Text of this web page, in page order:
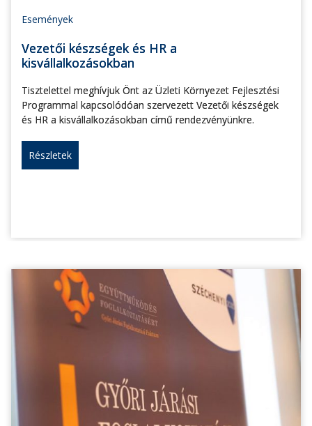
Események
Vezetői készségek és HR a
kisvállalkozásokban
Tisztelettel meghívjuk Önt az Üzleti Környezet Fejlesztési
Programmal kapcsolódóan szervezett Vezetői készségek
és HR a kisvállalkozásokban című rendezvényünkre.
Részletek